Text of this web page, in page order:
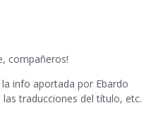
compañeros!
info aportada por Ebardo
traducciones del título, etc.